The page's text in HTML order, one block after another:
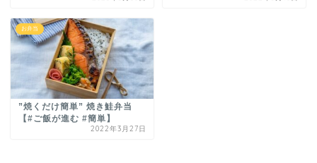
お弁当
”焼くだけ簡単” 焼き鮭弁当
【#ご飯が進む #簡単】
2022年3月27日